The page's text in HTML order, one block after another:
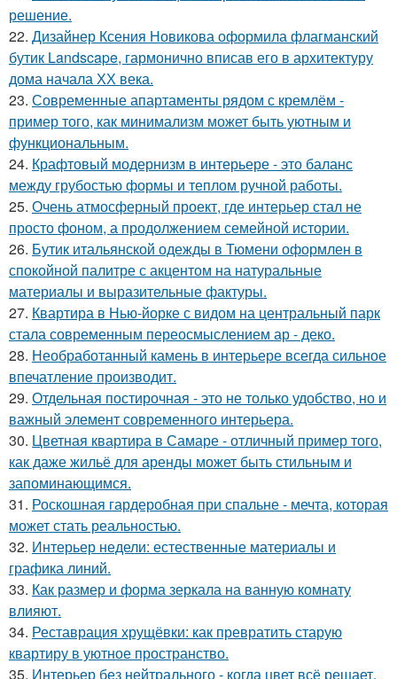
решение.
22. Дизайнер Ксения Новикова оформила флагманский
бутик Landscape, гармонично вписав его в архитектуру
дома начала ХХ века.
23. Современные апартаменты рядом с кремлём -
пример того, как минимализм может быть уютным и
функциональным.
24. Крафтовый модернизм в интерьере - это баланс
между грубостью формы и теплом ручной работы.
25. Очень атмосферный проект, где интерьер стал не
просто фоном, а продолжением семейной истории.
26. Бутик итальянской одежды в Тюмени оформлен в
спокойной палитре с акцентом на натуральные
материалы и выразительные фактуры.
27. Квартира в Нью-йорке с видом на центральный парк
стала современным переосмыслением ар - деко.
28. Необработанный камень в интерьере всегда сильное
впечатление производит.
29. Отдельная постирочная - это не только удобство, но и
важный элемент современного интерьера.
30. Цветная квартира в Самаре - отличный пример того,
как даже жильё для аренды может быть стильным и
запоминающимся.
31. Роскошная гардеробная при спальне - мечта, которая
может стать реальностью.
32. Интерьер недели: естественные материалы и
графика линий.
33. Как размер и форма зеркала на ванную комнату
влияют.
34. Реставрация хрущёвки: как превратить старую
квартиру в уютное пространство.
35. Интерьер без нейтрального - когда цвет всё решает.